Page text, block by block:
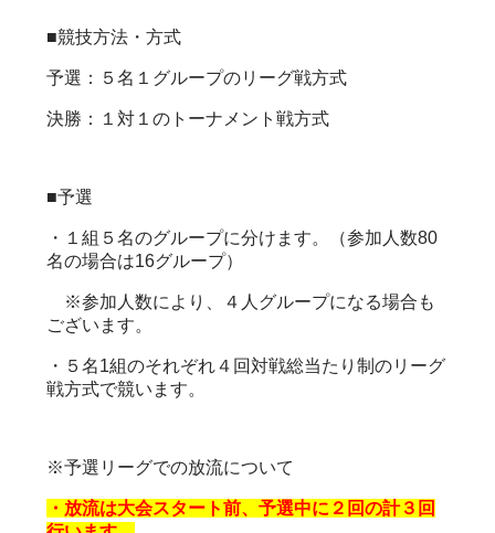
■競技方法・方式
予選：５名１グループのリーグ戦方式
決勝：１対１のトーナメント戦方式
■予選
・１組５名のグループに分けます。（参加人数80
名の場合は16グループ）
※参加人数により、４人グループになる場合も
ございます。
・５名1組のそれぞれ４回対戦総当たり制のリーグ
戦方式で競います。
※予選リーグでの放流について
・放流は大会スタート前、予選中に２回の計３回